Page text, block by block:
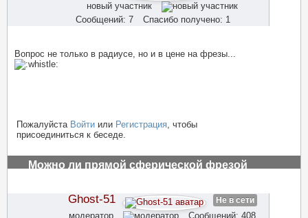
новый участник
Сообщений: 7
Спасибо получено: 1
Вопрос не только в радиусе, но и в цене на фрезы...
Пожалуйста Войти или Регистрация , чтобы
присоединиться к беседе.
Можно ли прямой сферической фрезой
Ghost-51 Не в сети
модератор Сообщений: 408